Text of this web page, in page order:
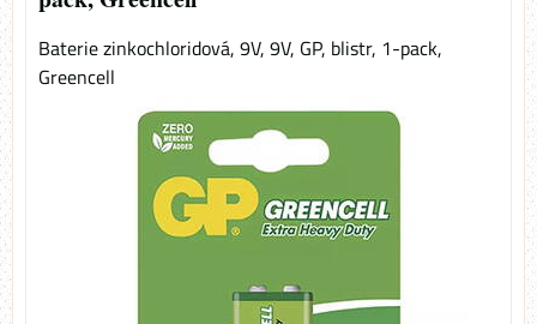
Baterie zinkochloridová, 9V, 9V, GP, blistr, 1-pack,
Greencell